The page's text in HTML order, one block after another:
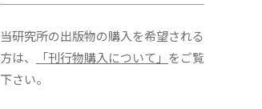
当研究所の出版物の購入を希望される
方は、
「刊行物購入について」 をご覧
下さい。